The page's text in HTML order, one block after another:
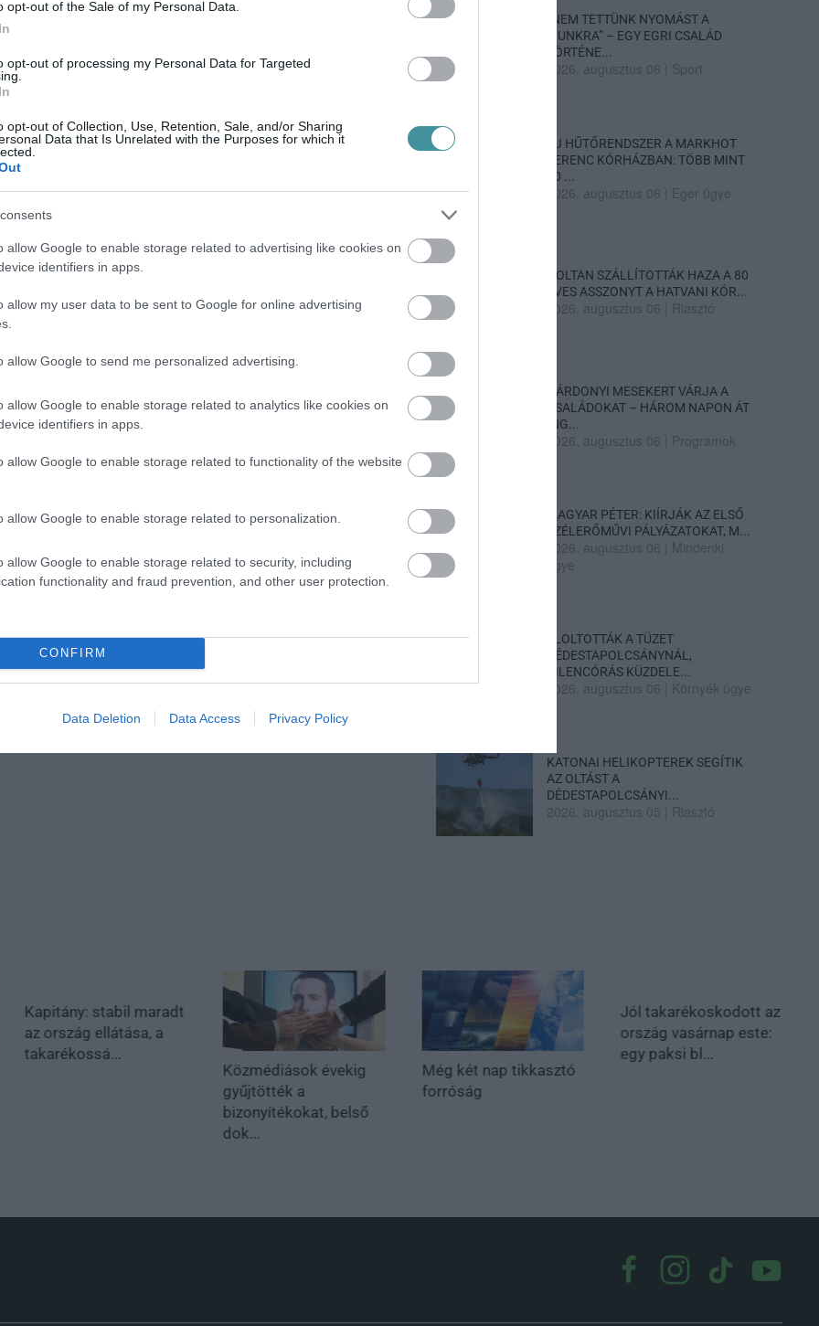
opt-out of the Sale of my Personal Data.
opt-out of processing my Personal Data for Targeted
opt-out of Collection, Use, Retention, Sale, and/or Sharing
Data that Is Unrelated with the Purposes for which it
allow Google to enable storage related to advertising like cookies on
identifiers in apps.
allow my user data to be sent to Google for online advertising
allow Google to send me personalized advertising.
allow Google to enable storage related to analytics like cookies on
identifiers in apps.
allow Google to enable storage related to functionality of the website
allow Google to enable storage related to personalization.
allow Google to enable storage related to security, including
functionality and fraud prevention, and other user protection.
CONFIRM
Data Deletion Data Access Privacy Policy
az EGRI ÜGYEK Google Hírek oldalán!
„NEM TETTÜNK NYOMÁST A
FIUNKRA” – EGY EGRI CSALÁD
TÖRTÉNE...
2026. augusztus 06 Sport
ÚJ HŰTŐRENDSZER A MARKHOT
FERENC KÓRHÁZBAN: TÖBB MINT
70 ...
2026. augusztus 06 Eger ügye
HOLTAN SZÁLLÍTOTTÁK HAZA A 80
ÉVES ASSZONYT A HATVANI KÓR...
2026. augusztus 06 Riasztó
GÁRDONYI MESEKERT VÁRJA A
CSALÁDOKAT – HÁROM NAPON ÁT
ING...
2026. augusztus 06 Programok
MAGYAR PÉTER: KIÍRJÁK AZ ELSŐ
SZÉLERŐMŰVI PÁLYÁZATOKAT, M...
2026. augusztus 06
Mindenki
ügye
ELOLTOTTÁK A TÜZET
DÉDESTAPOLCSÁNYNÁL,
KILENCÓRÁS KÜZDELE...
2026. augusztus 06 Környék ügye
KATONAI HELIKOPTEREK SEGÍTIK
AZ OLTÁST A
DÉDESTAPOLCSÁNYI...
2026. augusztus 05 Riasztó
Kapitány: stabil maradt
az ország ellátása, a
takarékossá...
Közmédiások évekig
gyűjtötték a
bizonyítékokat, belső
dok...
Még két nap tikkasztó
forróság
Jól takarékoskodott az
ország vasárnap este:
egy paksi bl...